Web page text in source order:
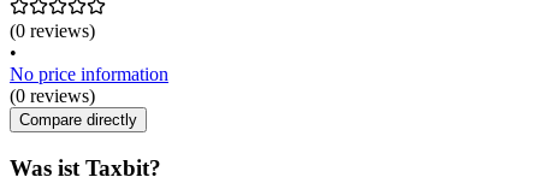
(0 reviews)
•
No price information
(0 reviews)
Compare directly
Was ist Taxbit?